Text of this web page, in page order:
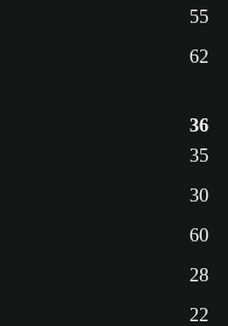
55
62
36
35
30
60
28
22